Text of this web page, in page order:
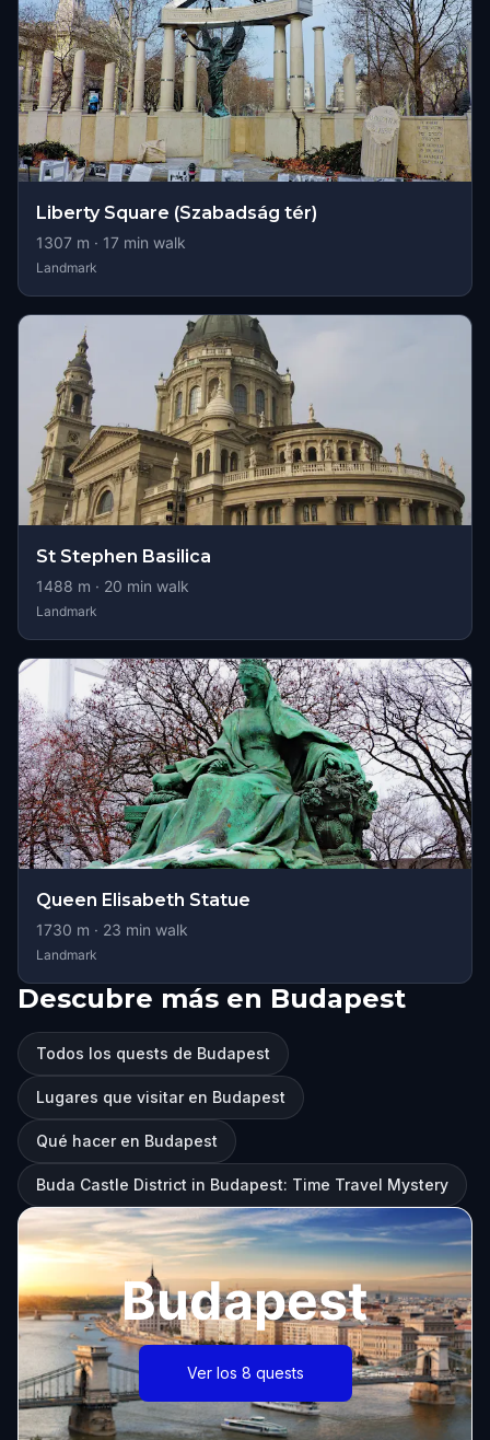
Liberty Square (Szabadság tér)
1307 m · 17 min walk
Landmark
St Stephen Basilica
1488 m · 20 min walk
Landmark
Queen Elisabeth Statue
1730 m · 23 min walk
Landmark
Descubre más en Budapest
Todos los quests de Budapest
Lugares que visitar en Budapest
Qué hacer en Budapest
Buda Castle District in Budapest: Time Travel Mystery
Budapest
Ver los 8 quests